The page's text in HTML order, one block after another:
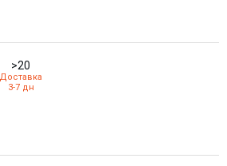
>20
Доставка
3-7 дн